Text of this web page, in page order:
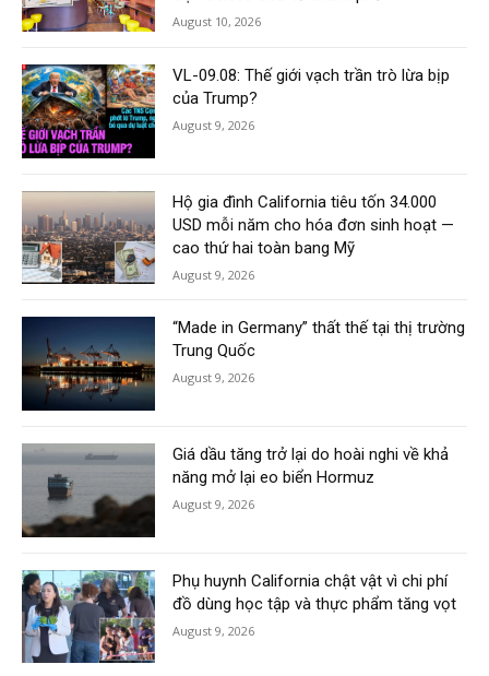
August 10, 2026
VL-09.08: Thế giới vạch trần trò lừa bịp
của Trump?
August 9, 2026
Hộ gia đình California tiêu tốn 34.000
USD mỗi năm cho hóa đơn sinh hoạt —
cao thứ hai toàn bang Mỹ
August 9, 2026
“Made in Germany” thất thế tại thị trường
Trung Quốc
August 9, 2026
Giá dầu tăng trở lại do hoài nghi về khả
năng mở lại eo biển Hormuz
August 9, 2026
Phụ huynh California chật vật vì chi phí
đồ dùng học tập và thực phẩm tăng vọt
August 9, 2026